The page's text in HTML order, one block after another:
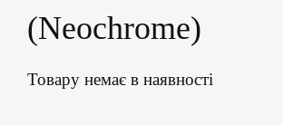
(Neochrome)
Товару немає в наявності